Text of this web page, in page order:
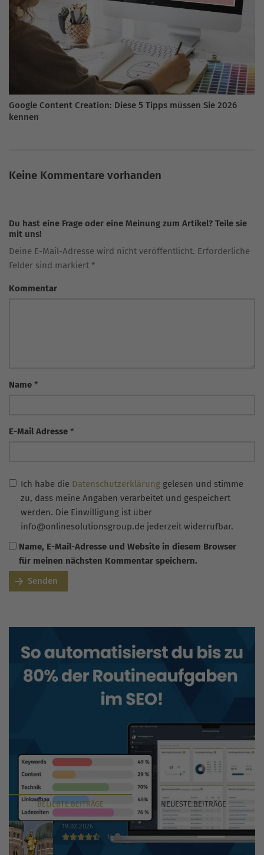
Google Content Creation: Diese 5 Tipps müssen Sie 2026
kennen
Keine Kommentare vorhanden
Du hast eine Frage oder eine Meinung zum Artikel? Teile sie
mit uns!
Deine E-Mail-Adresse wird nicht veröffentlicht. Erforderliche
Felder sind markiert *
Kommentar
Name *
E-Mail Adresse *
Ich habe die Datenschutzerklärung gelesen und stimme
zu, dass meine Angaben verarbeitet und gespeichert
werden. Die Einwilligung ist über
info@onlinesolutionsgroup.de jederzeit widerrufbar.
Name, E-Mail-Adresse und Website in diesem Browser
für meinen nächsten Kommentar speichern.
Senden
BELIEBTEBEITRÄGE NEUESTEBEITRÄGE
19.02.2026
14